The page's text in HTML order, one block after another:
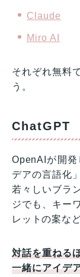
Claude
Miro AI
それぞれ無料
う。
ChatGPT
OpenAIが開発
デアの言語化
若々しいブラ
ジでも、キー
レットの案な
対話を重ねる
一緒にアイデ